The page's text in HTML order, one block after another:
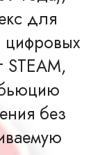
для
STEAM,
без